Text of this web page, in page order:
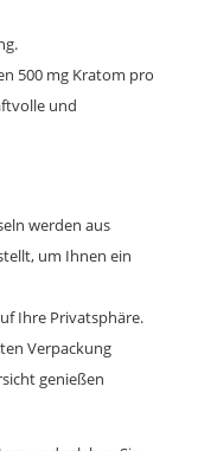
500 mg Kratom pro
und
werden aus
um Ihnen ein
Ihre Privatsphäre.
Verpackung
genießen